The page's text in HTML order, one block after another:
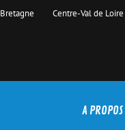
Bretagne Centre-Val de Loire
A PROPOS